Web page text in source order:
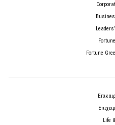
Fortune
Life